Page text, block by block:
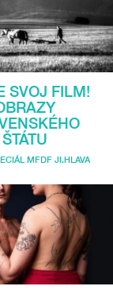
SVOJ FILM!
ŠTÁTU
MFDF JI.HLAVA